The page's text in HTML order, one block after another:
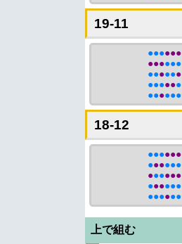
19-11
●●●●●●
●●●●●●
●●●●●●
●●●●●●
●●●●●●
18-12
●●●●●●
●●●●●●
●●●●●●
●●●●●●
●●●●●●
上で組む